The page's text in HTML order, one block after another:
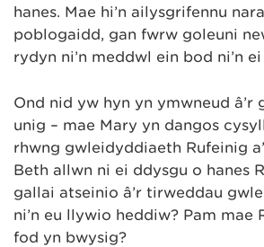
hanes. Mae hi’n ailysgrifennu
poblogaidd, gan fwrw goleuni
rydyn ni’n meddwl ein bod ni’n
Ond nid yw hyn yn ymwneud â’r
unig – mae Mary yn dangos
rhwng gwleidyddiaeth Rufeinig
Beth allwn ni ei ddysgu o hanes
gallai atseinio â’r tirweddau
ni’n eu llywio heddiw? Pam mae
fod yn bwysig?